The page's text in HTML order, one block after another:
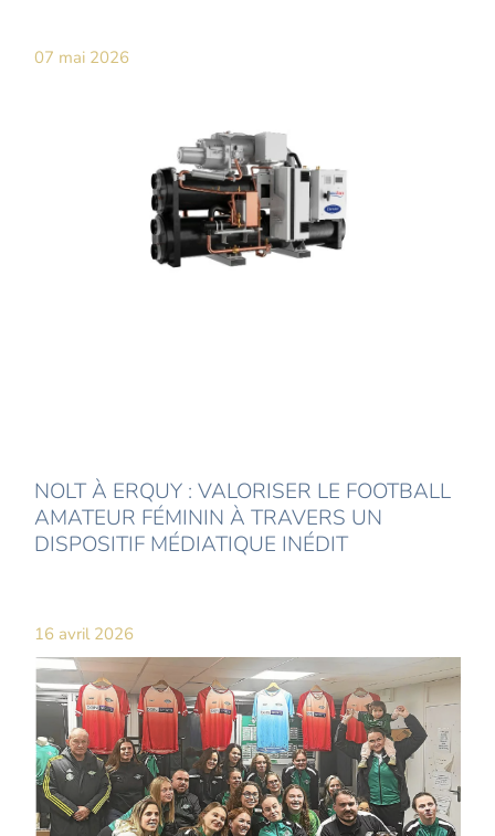
07 mai 2026
NOLT À ERQUY : VALORISER LE FOOTBALL
AMATEUR FÉMININ À TRAVERS UN
DISPOSITIF MÉDIATIQUE INÉDIT
16 avril 2026